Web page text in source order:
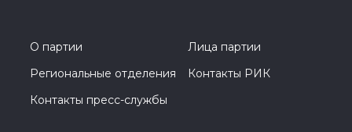
О партии
Лица партии
Региональные отделения
Контакты РИК
Контакты пресс-службы